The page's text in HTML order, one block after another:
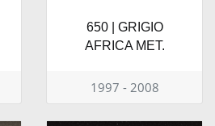
650 | GRIGIO
AFRICA MET.
1997 - 2008